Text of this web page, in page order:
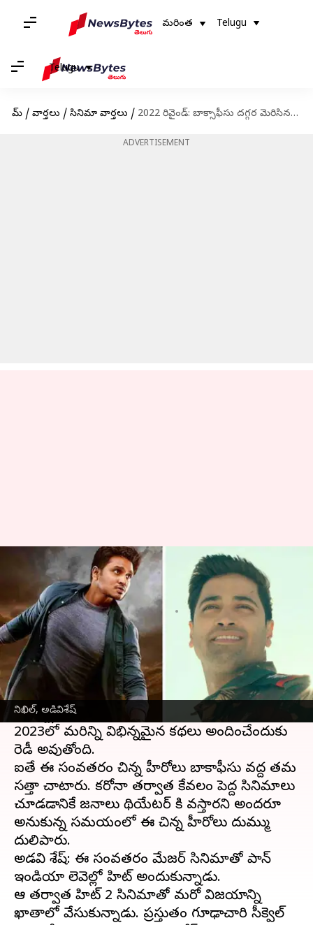
మరింత Telugu
Telugu
హోమ్ / వార్తలు / సినిమా వార్తలు / 2022 రివైండ్: బాక్సాఫీసు దగ్గర మెరిసిన కుర్ర హీరోలు
ADVERTISEMENT
నిఖిల్, అడివిశేష్
2022 రివైండ్: బాక్సాఫీసు దగ్గర
మెరిసిన కుర్ర హీరోలు
వ్రాసిన వారు Sriram Pranateja Dec 27, 2022 10:13 am
ఈ వార్తాకథనం ఏంటి
2022 సంవత్సరం తెలుగు బాక్సాఫీసు వసూళ్ళ వర్షంతో
నిండిపోయింది. వరుస విజయాలతో తెలుగు సినిమా
ఇండస్ట్రీ చాలా ఉత్సాహంగా ఉంది. అదే ఉత్సాహంలో
2023లో మరిన్ని విభిన్నమైన కథలు అందించేందుకు
రెడీ అవుతోంది.
ఐతే ఈ సంవత్సరం చిన్న హీరోలు బాక్సాఫీసు వద్ద తమ
సత్తా చాటారు. కరోనా తర్వాత కేవలం పెద్ద సినిమాలు
చూడడానికే జనాలు థియేటర్ కి వస్తారని అందరూ
అనుకున్న సమయంలో ఈ చిన్న హీరోలు దుమ్ము
దులిపారు.
అడవి శేష్: ఈ సంవత్సరం మేజర్ సినిమాతో పాన్
ఇండియా లెవెల్లో హిట్ అందుకున్నాడు.
ఆ తర్వాత హిట్ 2 సినిమాతో మరో విజయాన్ని
ఖాతాలో వేసుకున్నాడు. ప్రస్తుతం గూఢాచారి సీక్వెల్